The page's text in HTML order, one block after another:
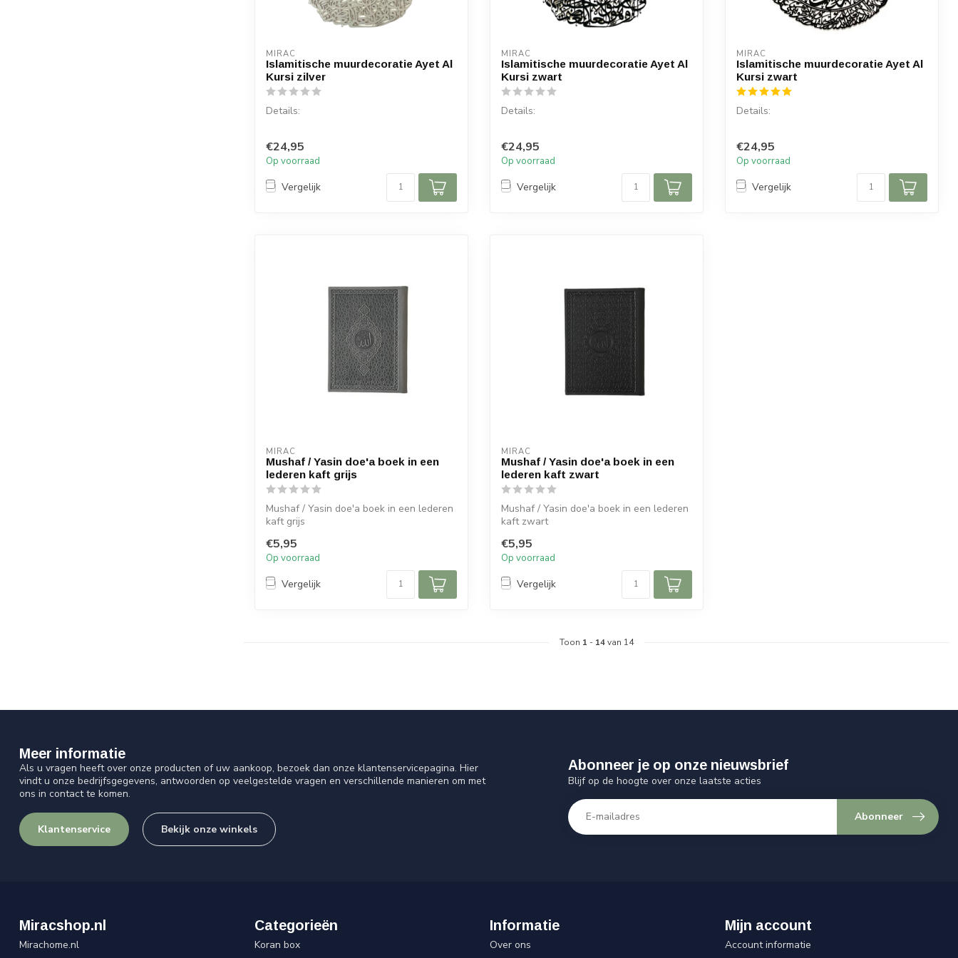
MIRAC
Islamitische muurdecoratie Ayet Al
Kursi zilver
Details:
Materiaal: Hout
Afmetingen: 45 x 63
€24,95
Op voorraad
Vergelijk
MIRAC
Islamitische muurdecoratie Ayet Al
Kursi zwart
Details:
Materiaal: Hout
Afmetingen: 45 x 63
€24,95
Op voorraad
Vergelijk
MIRAC
Islamitische muurdecoratie Ayet Al
Kursi zwart
Details:
Materiaal: Hout
Afmetingen: 65 x 55 (hoogte x...
€24,95
Op voorraad
Vergelijk
MIRAC
Mushaf / Yasin doe'a boek in een
lederen kaft grijs
Mushaf / Yasin doe'a boek in een lederen
kaft grijs
€5,95
Op voorraad
Vergelijk
MIRAC
Mushaf / Yasin doe'a boek in een
lederen kaft zwart
Mushaf / Yasin doe'a boek in een lederen
kaft zwart
€5,95
Op voorraad
Vergelijk
Toon 1 - 14van 14
Meer informatie
Als u vragen heeft over onze producten of uw aankoop, bezoek dan onze klantenservicepagina. Hier
vindt u onze bedrijfsgegevens, antwoorden op veelgestelde vragen en verschillende manieren om met
ons in contact te komen.
Klantenservice Bekijk onze winkels
Abonneer je op onze nieuwsbrief
Blijf op de hoogte over onze laatste acties
Abonneer
Miracshop.nl
Mirachome.nl
Categorieën
Koran box
Informatie
Over ons
Mijn account
Account informatie